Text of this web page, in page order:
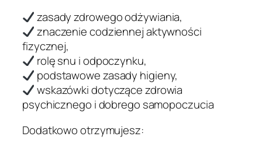
n
a
w
y
k
i
k
ż
zasady zdrowego odżywiania,
znaczenie codziennej aktywności
fizycznej,
rolę snu i odpoczynku,
podstawowe zasady higieny,
wskazówki dotyczące zdrowia
psychicznego i dobrego samopoczucia
Dodatkowo otrzymujesz: